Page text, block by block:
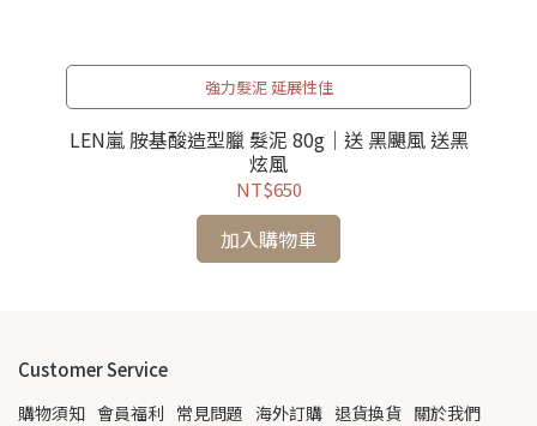
強力髮泥 延展性佳
LEN嵐 胺基酸造型臘 髮泥 80g｜送 黑颶風 送黑
炫風
NT$650
加入購物車
Customer Service
購物須知 會員福利 常見問題 海外訂購 退貨換貨 關於我們